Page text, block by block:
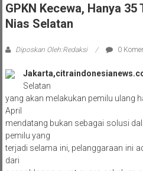
GPKN Kecewa, Hanya 35
Nias Selatan
Diposkan Oleh:Redaksi 0
Selatan
yang akan melakukan pemilu ulang
April
mendatang bukan sebagai solusi
pemilu yang
terjadi selama ini, pelanggaraan ini
dari